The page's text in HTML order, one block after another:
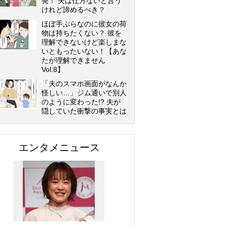
けれど諦めるべき？
ほぼ手ぶらなのに彼女の荷
物は持ちたくない？ 彼を
理解できないけど楽しまな
いともったいない！【あな
たが理解できません
Vol.8】
「夫のスマホ画面がなんか
怪しい…」ジム通いで別人
のように変わった!? 夫が
隠していた衝撃の事実とは
エンタメニュース